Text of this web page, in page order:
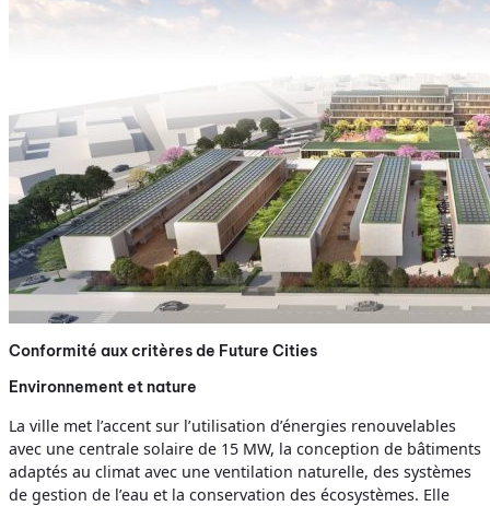
Conformité aux critères de Future Cities
Environnement et nature
La ville met l’accent sur l’utilisation d’énergies renouvelables
avec une centrale solaire de 15 MW, la conception de bâtiments
adaptés au climat avec une ventilation naturelle, des systèmes
de gestion de l’eau et la conservation des écosystèmes. Elle